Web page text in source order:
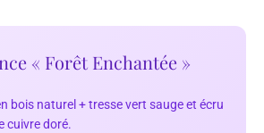
« Forêt Enchantée »
bois naturel + tresse vert sauge et écru
cuivre doré.